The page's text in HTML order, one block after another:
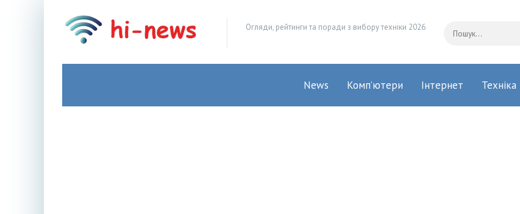
Огляди, рейтинги та поради з вибору техніки 2026
News Комп’ютери Інтернет Техніка